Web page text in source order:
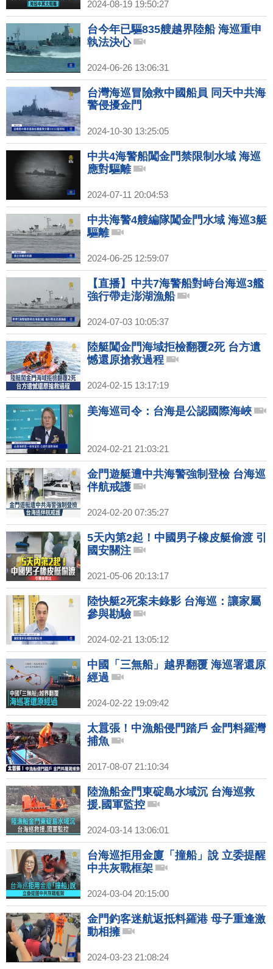
2024-08-19 19:50:27
台今年已驅835艘越界陸船 海巡重申
執法決心
2024-06-26 13:06:31
台灣海巡冒險救中國船員 同天中共海
警侵擾金門
2024-10-30 13:25:05
中共4海警船闖金門禁限制水域 海巡
應對驅離
2024-07-11 20:04:53
中共海警4艘編隊闖金門水域 海巡3艇
驅離
2024-06-25 12:59:07
【直播】中共7海警船對峙台海巡3艦
強行帶走澎湖漁船
2024-07-03 10:05:37
陸艇闖金門海域拒檢翻覆2死 台方遺
憾還原搶救過程
2024-02-15 13:17:19
美海巡司令：台海是公認國際海峽
2024-02-21 21:03:21
金門遊艇遭中共海警強制登檢 台海巡
伴航戒護
2024-02-20 07:35:27
5天內第2起！中國男子橡皮艇偷渡 引
國安關注
2021-05-06 20:13:17
陸快艇2死案未錄影 台海巡：讓家屬
參與勘驗
2024-02-21 13:05:12
中國「三無船」越界翻覆 海巡署還原
經過
2024-02-22 19:09:42
太囂張！中漁船侵門踏戶 金門料羅灣
捕魚
2017-08-07 21:10:34
陸漁船金門東碇島水域沉 台海巡救
援.國軍監控
2024-03-14 13:06:01
台海巡拒用金廈「撞船」說 立委提醒
中共灰戰框架
2024-03-04 20:15:00
金門釣客迷航返抵料羅港 母子重逢激
動相擁
2024-03-23 21:08:24